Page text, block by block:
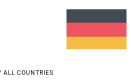
BEWERTUNG
ALL COUNTRIES